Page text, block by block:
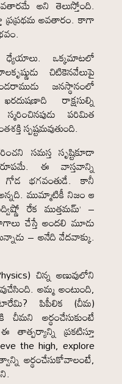
అని తెలుస్తోంది.
ప్రప్రథమ అవతారం. కాగా
ధ్యేయాలు. ఒక్కమాటలో
చిటికెనవేలుపై
జనస్థానంలో
రాక్షసుల్ని
పరిమిత
స్పష్టమవుతుంది.
సమస్త సృష్టికూడా
ఈ వాస్తవాన్ని
గోడ భగవంతుడే. కానీ
ముమ్మాటికీ నిజం ఆ
రేక ముత్తమమ్’ –
చేస్తే అందలి మూడు
– అనేది వేదవాక్కు.
చిన్న అణువులోని
అమ్మ అంటుంది,
పిపీలిక (చీమ)
అర్థంచేసుకుంటే
తాత్పర్యాన్ని ప్రకటిస్తూ
the high, explore
అర్థంచేసుకోవాలంటే,